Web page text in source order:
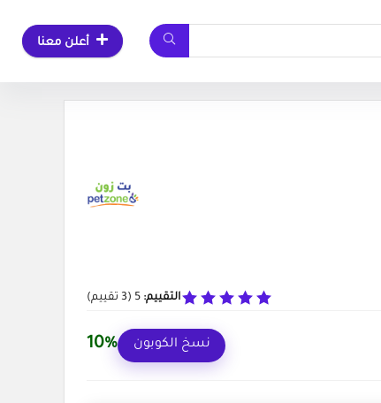
أعلن معنا
التقييم: 5
(
3 تقييم)
10% نسخ الكوبون